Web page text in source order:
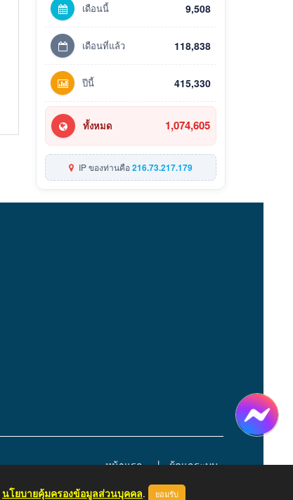
เดือนนี้ 9,508
เดือนที่แล้ว 118,838
ปีนี้ 415,330
ทั้งหมด 1,074,605
IP ของท่านคือ216.73.217.179
หน้าแรก ผู้ดูแลระบบ
นโยบายคุ้มครองข้อมูลส่วนบุคคล. ยอมรับ